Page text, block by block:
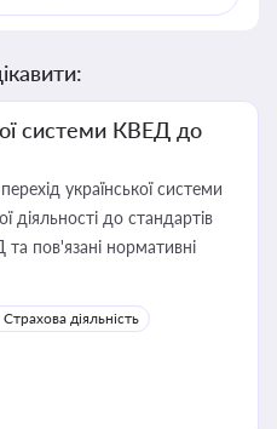
системи КВЕД до
української системи
діяльності до стандартів
пов'язані нормативні
Страхова діяльність